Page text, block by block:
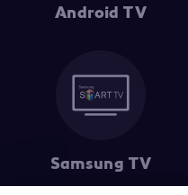
Android TV
Samsung TV